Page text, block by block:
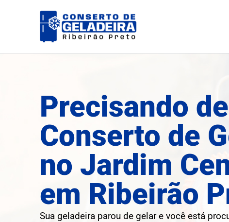
Precisando de
Conserto de
no Jardim
em Ribeirão
Sua geladeira parou de gelar e você está